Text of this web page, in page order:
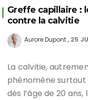
Greffe capillaire :
contre la calvitie
Aurore Dupont 25
La calvitie,
phénomène surtout
dès l’âge de 20